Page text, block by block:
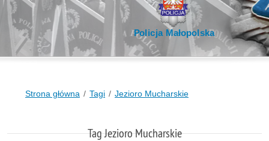
Policja Małopolska
Strona główna Tagi Jezioro Mucharskie
Tag Jezioro Mucharskie